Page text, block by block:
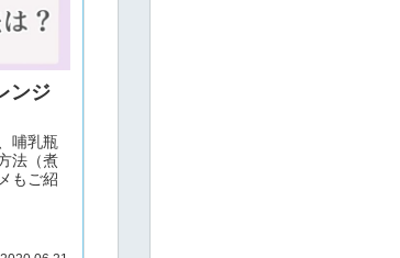
ンジ
哺乳瓶
法（煮
もご紹